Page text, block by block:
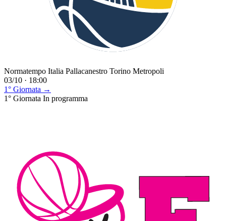
Normatempo Italia Pallacanestro Torino Metropoli
03/10 · 18:00
1° Giornata →
1° Giornata In programma